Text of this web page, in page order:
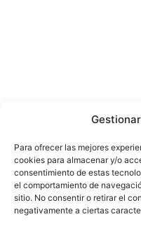
Para ofrecer las mejores
cookies para almacenar y/o
consentimiento de estas
el comportamiento de
sitio. No consentir o retirar el
negativamente a ciertas